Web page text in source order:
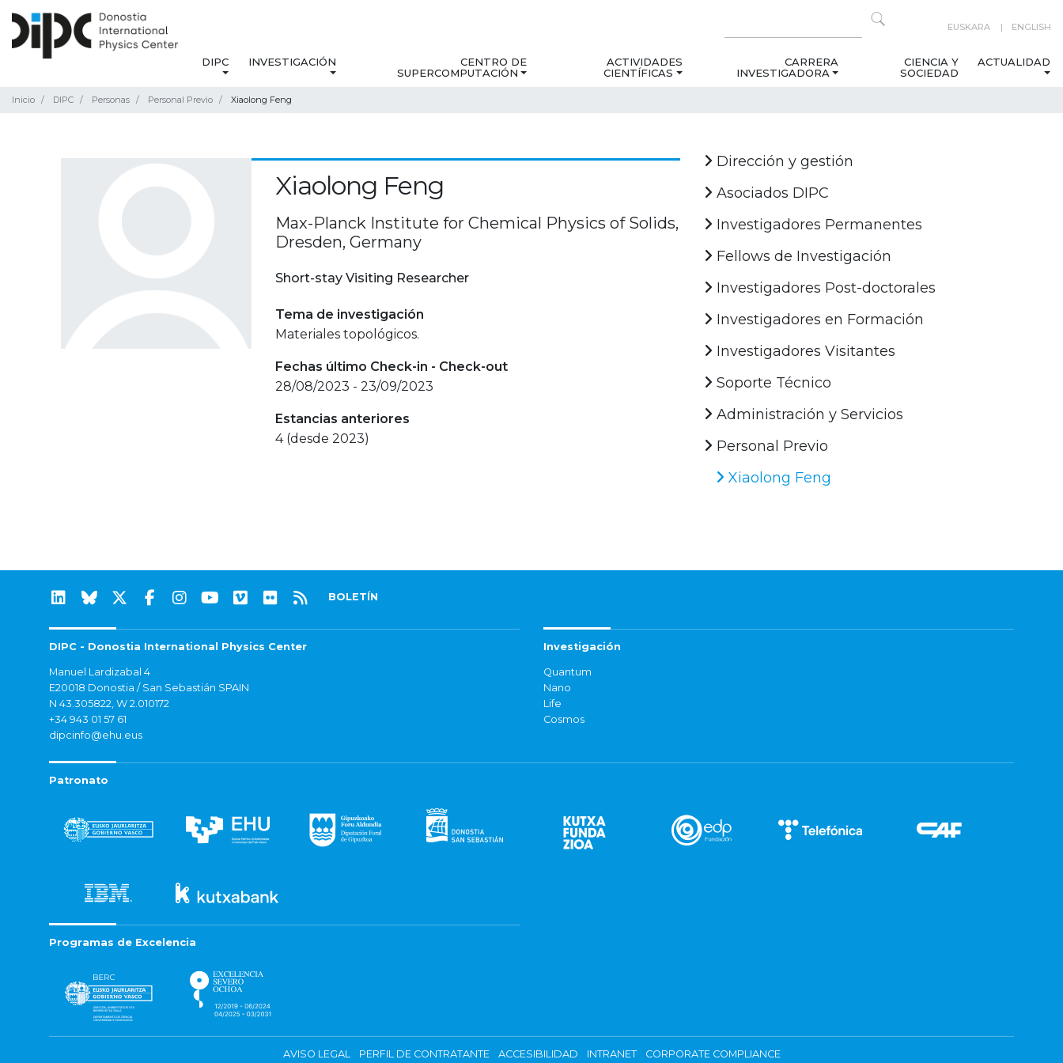
EUSKARA ENGLISH
DIPC INVESTIGACIÓN
CENTRO DE
SUPERCOMPUTACIÓN
ACTIVIDADES
CIENTÍFICAS
CARRERA
INVESTIGADORA
CIENCIA Y
SOCIEDAD
ACTUALIDAD
Inicio DIPC Personas Personal Previo Xiaolong Feng
Xiaolong Feng
Max-Planck Institute for Chemical Physics of Solids,
Dresden, Germany
Short-stay Visiting Researcher
Tema de investigación
Materiales topológicos.
Fechas último Check-in - Check-out
28/08/2023 - 23/09/2023
Estancias anteriores
4 (desde 2023)
Dirección y gestión
Asociados DIPC
Investigadores Permanentes
Fellows de Investigación
Investigadores Post-doctorales
Investigadores en Formación
Investigadores Visitantes
Soporte Técnico
Administración y Servicios
Personal Previo
Xiaolong Feng
BOLETÍN
DIPC - Donostia International Physics Center
Manuel Lardizabal 4
E20018 Donostia / San Sebastián SPAIN
N 43.305822, W 2.010172
+34 943 01 57 61
dipcinfo@ehu.eus
Investigación
Quantum
Nano
Life
Cosmos
Patronato
Programas de Excelencia
AVISO LEGAL PERFIL DE CONTRATANTE ACCESIBILIDAD INTRANET CORPORATE COMPLIANCE